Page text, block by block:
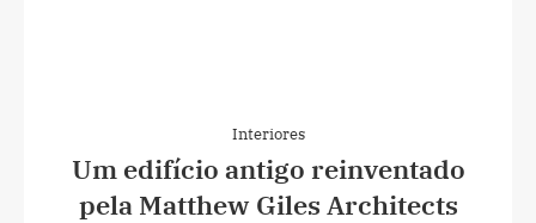
Interiores
Um edifício antigo reinventado
pela Matthew Giles Architects